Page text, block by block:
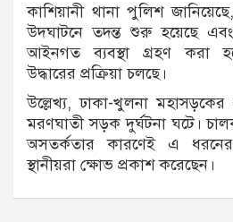
কাশিয়ানী থানা পুলিশ
উদঘাটনে তদন্ত শুরু হয়েছে
আইনগত ব্যবস্থা গ্রহণ করা
উদ্ধারের প্রক্রিয়া চলছে।
উল্লেখ্য, ঢাকা-খুলনা মহাসড়কের
মরণঘাতী সড়ক দুর্ঘটনা ঘটে।
অসতর্কতার কারণেই এ
স্থানীয়রা ক্ষোভ প্রকাশ করেছেন।